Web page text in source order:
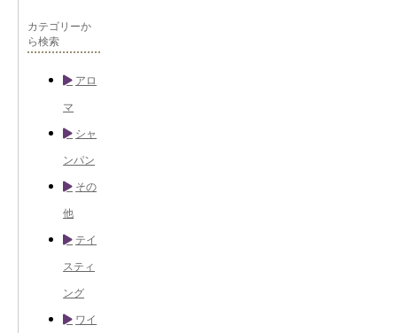
カテゴリーか
ら検索
アロ
マ
シャ
ンパン
その
他
テイ
スティ
ング
ワイ